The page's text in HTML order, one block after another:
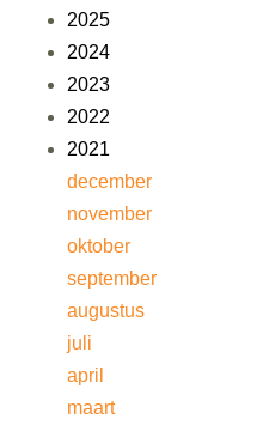
2025
2024
2023
2022
2021
december
november
oktober
september
augustus
juli
april
maart